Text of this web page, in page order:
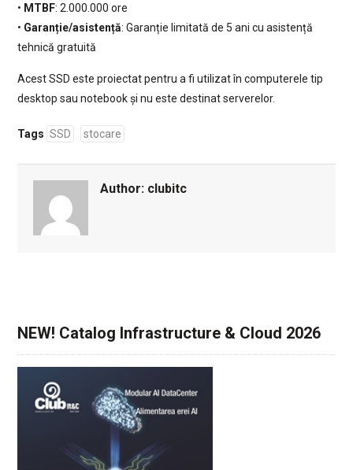
• MTBF: 2.000.000 ore
• Garanție/asistență: Garanție limitată de 5 ani cu asistență
tehnică gratuită
Acest SSD este proiectat pentru a fi utilizat în computerele tip
desktop sau notebook și nu este destinat serverelor.
Tags SSD stocare
Author: clubitc
NEW! Catalog Infrastructure & Cloud 2026